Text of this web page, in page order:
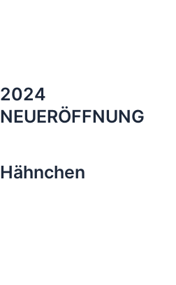
2024
NEUERÖFFNUNG
Hähnchen